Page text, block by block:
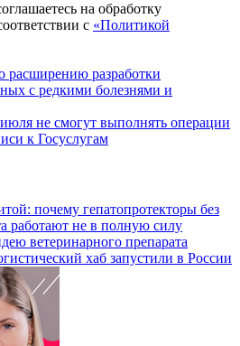
на обработку
с «Политикой
расширению разработки
с редкими болезнями и
не смогут выполнять операции
к Госуслугам
почему гепатопротекторы без
работают не в полную силу
ветеринарного препарата
хаб запустили в России